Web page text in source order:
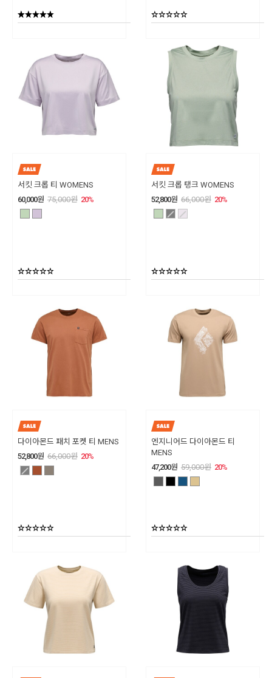
서킷 크롭 티 WOMENS
60,000원 75,000원 20%
서킷 크롭 탱크 WOMENS
52,800원 66,000원 20%
다이아몬드 패치 포켓 티 MENS
52,800원 66,000원 20%
엔지니어드 다이아몬드 티
MENS
47,200원 59,000원 20%